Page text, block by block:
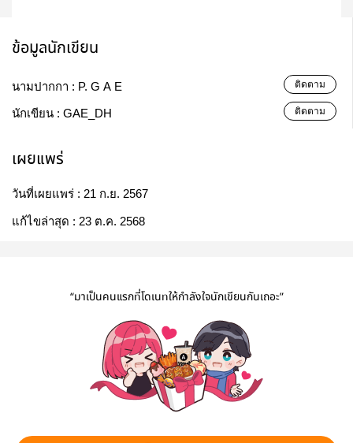
ข้อมูลนักเขียน
นามปากกา : P. G A E ติดตาม
นักเขียน : GAE_DH ติดตาม
เผยแพร่
วันที่เผยแพร่ : 21 ก.ย. 2567
แก้ไขล่าสุด : 23 ต.ค. 2568
“มาเป็นคนแรกที่โดเนทให้กำลังใจนักเขียนกันเถอะ”